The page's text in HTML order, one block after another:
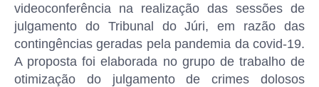
videoconferência na realização das sessões de
julgamento do Tribunal do Júri, em razão das
contingências geradas pela pandemia da covid-19.
A proposta foi elaborada no grupo de trabalho de
otimização do julgamento de crimes dolosos